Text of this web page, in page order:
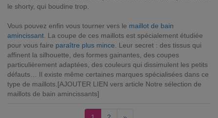
le shorty, qui boudine trop.
Vous pouvez enfin vous tourner vers le maillot de bain
amincissant . La coupe de ces maillots est spécialement étudiée
pour vous faire paraître plus mince . Leur secret : des tissus qui
affinent la silhouette, des formes gainantes, des coupes
particulièrement adaptées, des couleurs qui dissimulent les petits
défauts… Il existe même certaines marques spécialisées dans ce
type de maillots.[AJOUTER LIEN vers article Notre sélection de
maillots de bain amincissants]